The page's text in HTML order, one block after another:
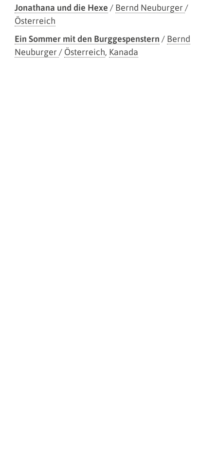
Jonathana und die Hexe / Bernd Neuburger /
Österreich
Ein Sommer mit den Burggespenstern / Bernd
Neuburger / Österreich, Kanada